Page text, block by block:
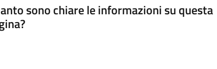
sono chiare le informazioni su questa